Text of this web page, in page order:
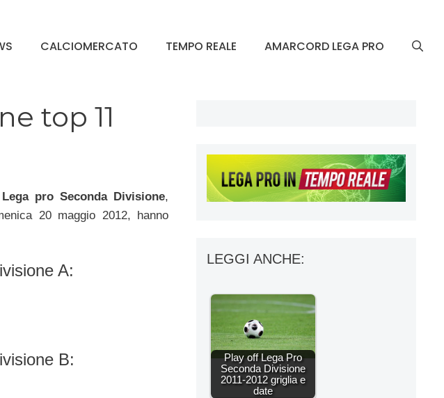
CALCIOMERCATO TEMPO REALE AMARCORD LEGA PRO
top 11
Lega pro Seconda Divisione,
20 maggio 2012, hanno
A:
B:
LEGGI ANCHE:
Play off Lega Pro
Seconda Divisione
2011-2012 griglia e
date